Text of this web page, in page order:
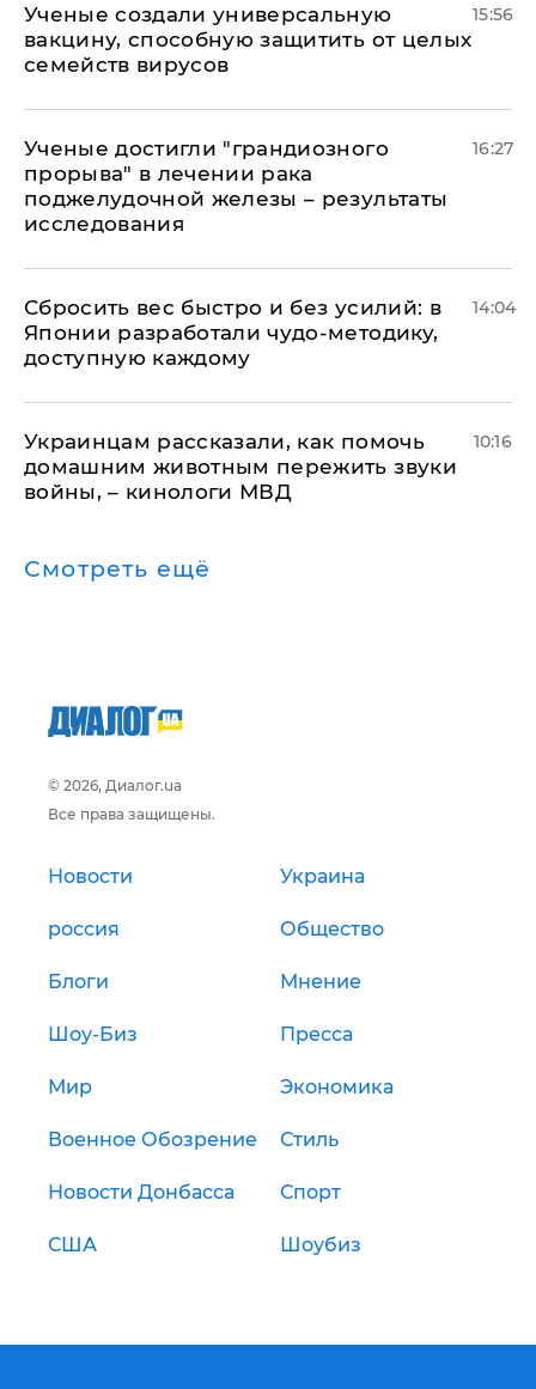
Ученые создали универсальную
вакцину, способную защитить от целых
семейств вирусов
15:56
Ученые достигли "грандиозного
прорыва" в лечении рака
поджелудочной железы – результаты
исследования
16:27
Сбросить вес быстро и без усилий: в
Японии разработали чудо-методику,
доступную каждому
14:04
Украинцам рассказали, как помочь
домашним животным пережить звуки
войны, – кинологи МВД
10:16
Смотреть ещё
© 2026, Диалог.ua
Все права защищены.
Новости Украина
россия Общество
Блоги Мнение
Шоу-Биз Пресса
Мир Экономика
Военное Обозрение Стиль
Новости Донбасса Спорт
США Шоубиз